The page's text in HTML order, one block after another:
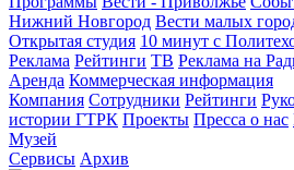
Нижний Новгород Вести малых
Открытая студия 10 минут с
Реклама Рейтинги ТВ Реклама на
Аренда Коммерческая информация
Компания Сотрудники Рейтинги
истории ГТРК Проекты Пресса о нас
Музей
Сервисы Архив